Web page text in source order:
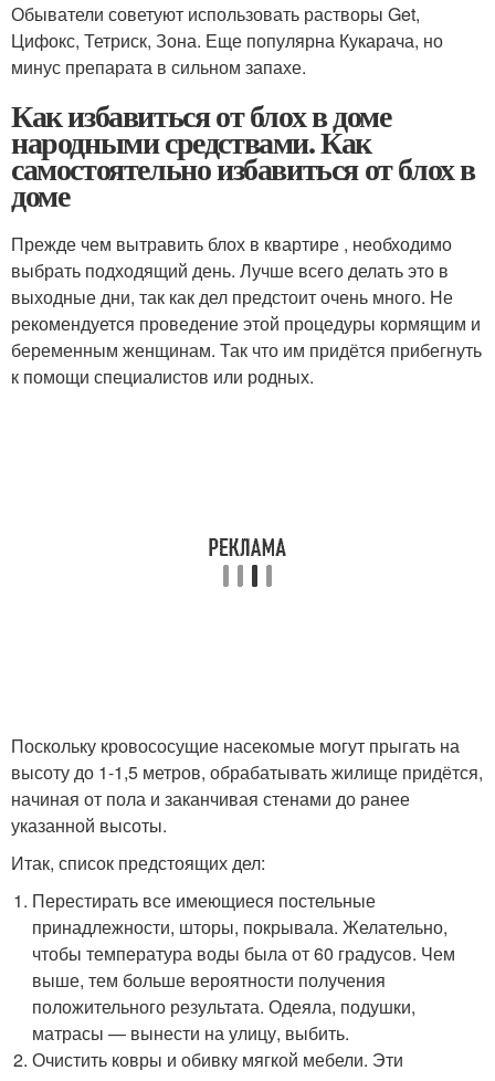
Обыватели советуют использовать растворы Get,
Цифокс, Тетриск, Зона. Еще популярна Кукарача, но
минус препарата в сильном запахе.
Как избавиться от блох в доме
народными средствами. Как
самостоятельно избавиться от блох в
доме
Прежде чем вытравить блох в квартире , необходимо
выбрать подходящий день. Лучше всего делать это в
выходные дни, так как дел предстоит очень много. Не
рекомендуется проведение этой процедуры кормящим и
беременным женщинам. Так что им придётся прибегнуть
к помощи специалистов или родных.
Поскольку кровососущие насекомые могут прыгать на
высоту до 1-1,5 метров, обрабатывать жилище придётся,
начиная от пола и заканчивая стенами до ранее
указанной высоты.
Итак, список предстоящих дел:
Перестирать все имеющиеся постельные
принадлежности, шторы, покрывала. Желательно,
чтобы температура воды была от 60 градусов. Чем
выше, тем больше вероятности получения
положительного результата. Одеяла, подушки,
матрасы — вынести на улицу, выбить.
Очистить ковры и обивку мягкой мебели. Эти